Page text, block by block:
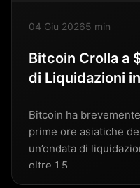
04 Giu 20265 min
Bitcoin Crolla a
di Liquidazioni
Bitcoin ha
prime ore asiatiche
un’ondata di
oltre 1,5…